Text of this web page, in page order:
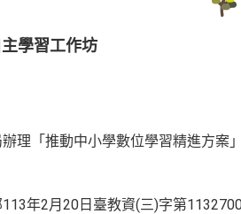
學習工作坊
理「推動中小學數位學習精進方案
年2月20日臺教資(三)字第